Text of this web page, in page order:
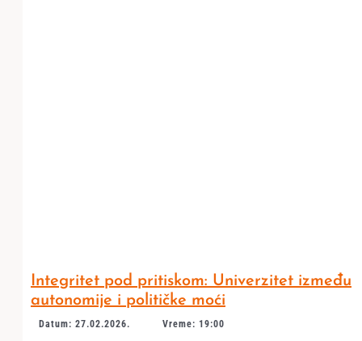
Integritet pod pritiskom: Univerzitet između
autonomije i političke moći
Datum: 27.02.2026. Vreme: 19:00